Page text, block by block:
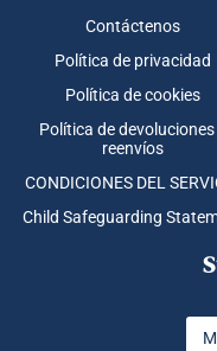
Contáctenos
Política de privacidad
Política de cookies
Política de devoluciones
reenvíos
CONDICIONES DEL
Child Safeguarding